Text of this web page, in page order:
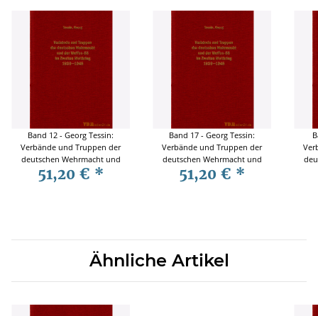
Band 12 - Georg Tessin:
Verbände und Truppen der
deutschen Wehrmacht und
Waffen-SS im Zweiten
Weltkrieg 1939-1945
51,20 € *
Band 17 - Georg Tessin:
Verbände und Truppen der
deutschen Wehrmacht und
Waffen-SS im Zweiten
Weltkrieg 1939-1945
51,20 € *
Ähnliche Artikel